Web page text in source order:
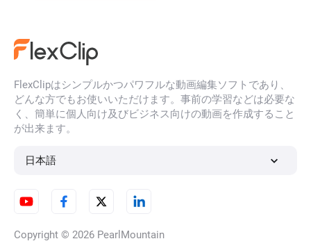
FlexClipはシンプルかつパワフルな動画編集ソフトであり、
どんな方でもお使いいただけます。事前の学習などは必要な
く、簡単に個人向け及びビジネス向けの動画を作成すること
が出来ます。
日本語
Copyright © 2026 PearlMountain